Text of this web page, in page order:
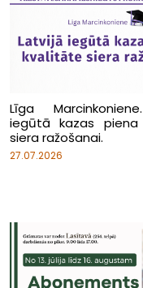
Līga
iegūtā kazas piena
siera ražošanai.
27.07.2026